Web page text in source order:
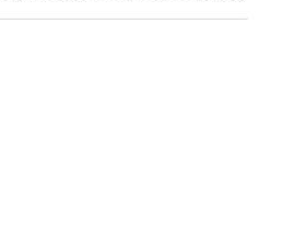
столична влада
сезону …